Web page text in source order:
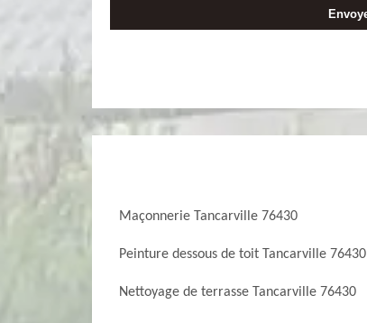
Maçonnerie Tancarville 76430
Peinture dessous de toit Tancarville 76430
Nettoyage de terrasse Tancarville 76430